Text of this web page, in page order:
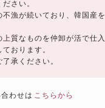
さい。
漁が続いており、韓国産を
質なものを仲卸が活で仕入
おります。
承ください。
わせは こちらから